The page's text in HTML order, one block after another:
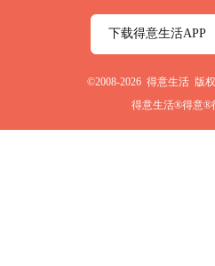
下载得意生活APP
©2008-2026 得意生活 版
得意生活®得意®